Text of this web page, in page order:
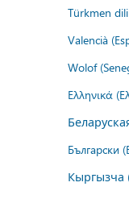
Türkmen
Valencià
Wolof
Ελληνικά
Български
Кыргызча